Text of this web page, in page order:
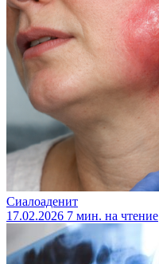
Сиалоаденит
17.02.2026 7 мин. на чтение